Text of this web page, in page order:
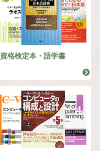
資格検定本・語学書